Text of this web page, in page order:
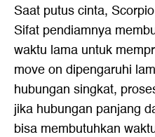
Saat putus cinta,
Sifat pendiamnya
waktu lama untuk
move on dipengaruhi
hubungan singkat,
jika hubungan panjang
bisa membutuhkan